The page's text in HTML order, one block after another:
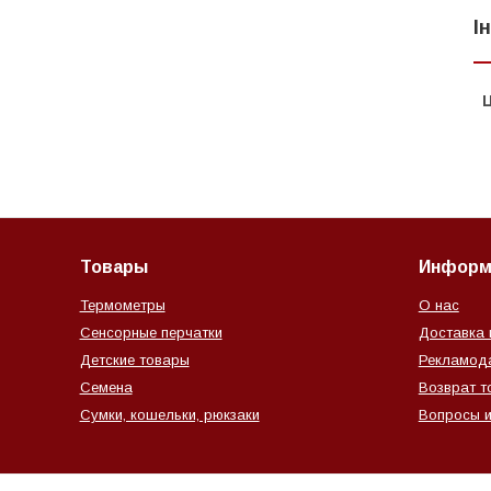
Товары
Термометры
Сенсорные перчатки
Детские товары
Семена
Сумки, кошельки, рюкзаки
О нас
Доставка
Возврат
Вопросы